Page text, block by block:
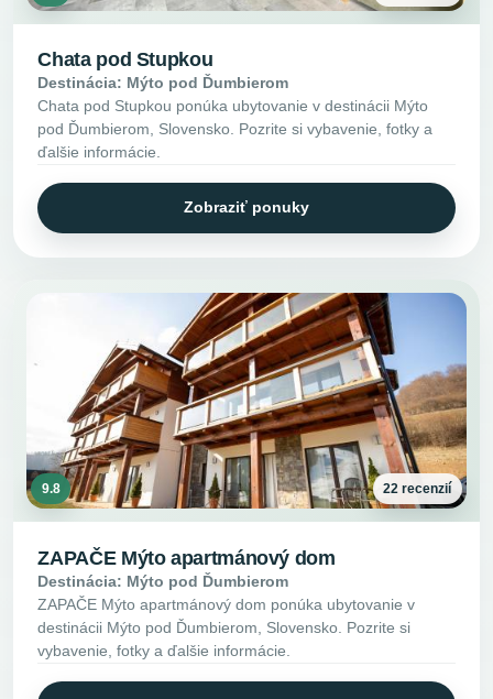
Chata pod Stupkou
Destinácia: Mýto pod Ďumbierom
Chata pod Stupkou ponúka ubytovanie v destinácii Mýto
pod Ďumbierom, Slovensko. Pozrite si vybavenie, fotky a
ďalšie informácie.
Zobraziť ponuky
9.8 22 recenzií
ZAPAČE Mýto apartmánový dom
Destinácia: Mýto pod Ďumbierom
ZAPAČE Mýto apartmánový dom ponúka ubytovanie v
destinácii Mýto pod Ďumbierom, Slovensko. Pozrite si
vybavenie, fotky a ďalšie informácie.